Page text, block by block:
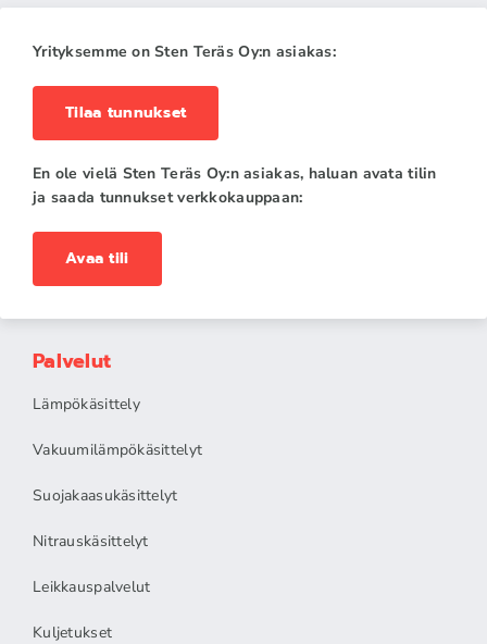
Yrityksemme on Sten Teräs Oy:n asiakas:
Tilaa tunnukset
En ole vielä Sten Teräs Oy:n asiakas, haluan avata tilin
ja saada tunnukset verkkokauppaan:
Avaa tili
Palvelut
Lämpökäsittely
Vakuumilämpökäsittelyt
Suojakaasukäsittelyt
Nitrauskäsittelyt
Leikkauspalvelut
Kuljetukset